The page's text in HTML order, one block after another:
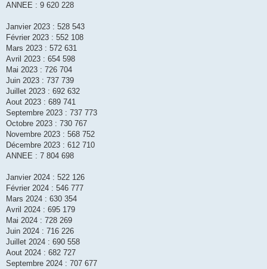
ANNEE : 9 620 228
Janvier 2023 : 528 543
Février 2023 : 552 108
Mars 2023 : 572 631
Avril 2023 : 654 598
Mai 2023 : 726 704
Juin 2023 : 737 739
Juillet 2023 : 692 632
Aout 2023 : 689 741
Septembre 2023 : 737 773
Octobre 2023 : 730 767
Novembre 2023 : 568 752
Décembre 2023 : 612 710
ANNEE : 7 804 698
Janvier 2024 : 522 126
Février 2024 : 546 777
Mars 2024 : 630 354
Avril 2024 : 695 179
Mai 2024 : 728 269
Juin 2024 : 716 226
Juillet 2024 : 690 558
Aout 2024 : 682 727
Septembre 2024 : 707 677